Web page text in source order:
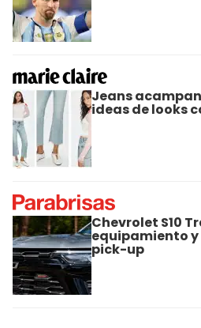
Jeans
ideas de looks
Chevrolet S10
equipamiento
pick-up